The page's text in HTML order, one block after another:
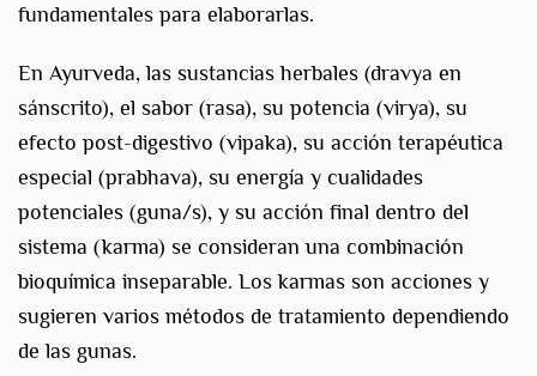
fundamentales para elaborarlas.
En Ayurveda, las sustancias herbales (dravya en
sánscrito), el sabor (rasa), su potencia (virya), su
efecto post-digestivo (vipaka), su acción terapéutica
especial (prabhava), su energía y cualidades
potenciales (guna/s), y su acción final dentro del
sistema (karma) se consideran una combinación
bioquímica inseparable. Los karmas son acciones y
sugieren varios métodos de tratamiento dependiendo
de las gunas.